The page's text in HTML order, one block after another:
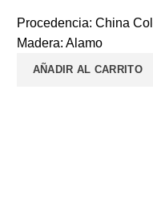
Procedencia: China
Madera: Alamo
AÑADIR AL CARRITO